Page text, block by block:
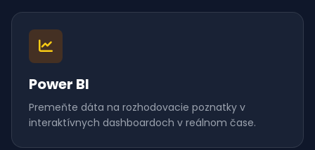
Power BI
Premeňte dáta na rozhodovacie poznatky v
interaktívnych dashboardoch v reálnom čase.